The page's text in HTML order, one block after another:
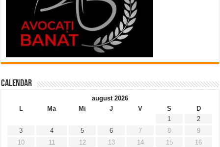
Calendar
august 2026
L
Ma Mi J V S
D
1
2
3
4 5 6 7 8
9
10
11 12 13 14 15
16